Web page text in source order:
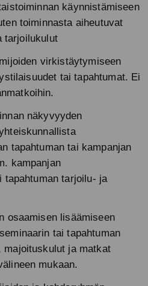
käynnistämiseen
toiminnasta aiheutuvat
tarjoilukulut
virkistäytymiseen
tai tapahtumat. Ei
näkyvyyden
tapahtuman tai kampanjan
kampanjan
tapahtuman tarjoilu- ja
osaamisen lisäämiseen
tai tapahtuman
ja matkat
mukaan.